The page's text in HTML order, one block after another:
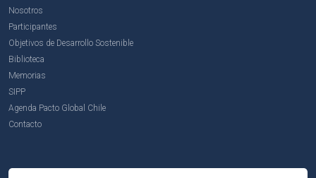
Nosotros
Participantes
Objetivos de Desarrollo Sostenible
Biblioteca
Memorias
SIPP
Agenda Pacto Global Chile
Contacto